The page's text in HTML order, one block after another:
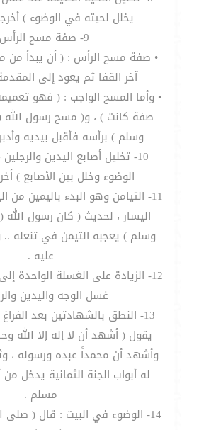
يخلل لحيته في الوضوء )
9- صفة مسح الرأس .
• صفة مسح الرأس : ( أن يبدأ من
آخر القفا ثم يعود إلى
• وأما المسح الواجب : ( فهو
صفة كانت ) ، و( مسح رسول الله
وسلم ) برأسه فأقبل بيديه
10- تخليل أصابع اليدين
الوضوء وخلل بين الأصابع )
11- التيامن وهو البدء باليمين من
اليسار ، لحديث ( كان رسول الله
وسلم ) يعجبه التيمن في تنعله
عليه .
12- الزيادة على الغسلة
غسل الوجه واليدين
13- النطق بالشهادتين بعد
يقول ( أشهد أن لا إله إلا الله
وأشهد أن محمداً عبده ورسوله ،
له أبواب الجنة الثمانية يدخل
مسلم .
14- الوضوء في البيت : قال ( صلى